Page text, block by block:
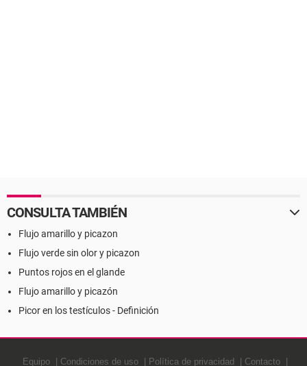
CONSULTA TAMBIÉN
Flujo amarillo y picazon
Flujo verde sin olor y picazon
Puntos rojos en el glande
Flujo amarillo y picazón
Picor en los testículos - Definición
Equipo Condiciones de uso Política de privacidad Contacto